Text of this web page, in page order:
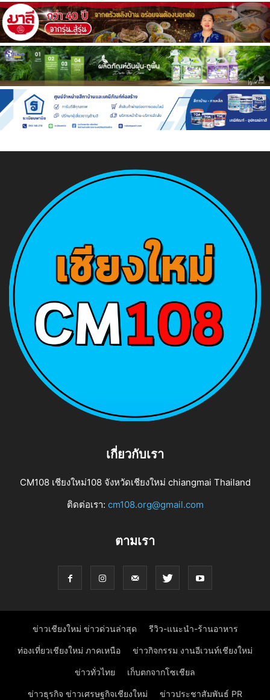
เกี่ยวกับเรา
CM108 เชียงใหม่108 จังหวัดเชียงใหม่ chiangmai Thailand
ติดต่อเรา: cm108.org@gmail.com
ตามเรา
ข่าวเชียงใหม่ ข่าวด่วนล่าสุด รีวิว-แนะนำ-ร้านอาหาร
ท่องเที่ยวเชียงใหม่ ภาคเหนือ ข่าวกิจกรรม งานอีเวนท์เชียงใหม่
ข่าวทั่วไทย เก็บตกจากโซเชียล
ข่าวธุรกิจ ข่าวเศรษฐกิจเชียงใหม่ ข่าวประชาสัมพันธ์ PR